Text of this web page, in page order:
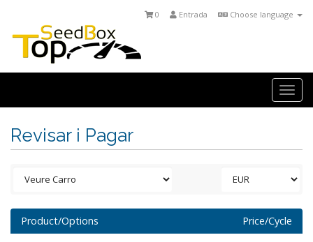
Choose language
Entrada
0
Revisar i Pagar
Product/Options Price/Cycle